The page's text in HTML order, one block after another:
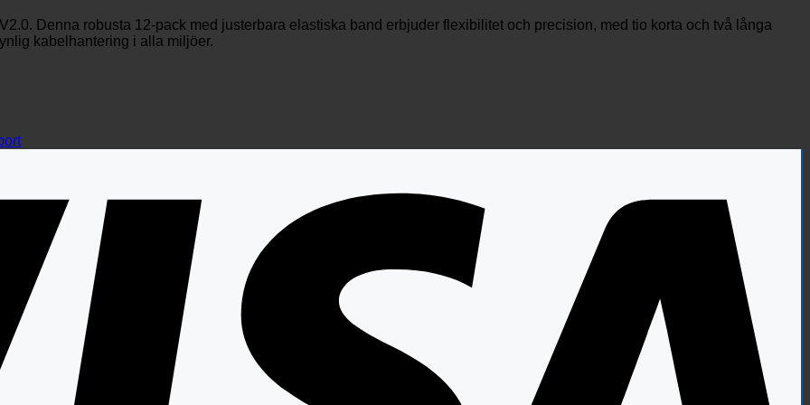
Denna robusta 12-pack med justerbara elastiska band erbjuder flexibilitet och precision, med tio korta och två långa
kabelhantering i alla miljöer.